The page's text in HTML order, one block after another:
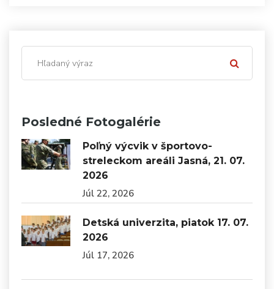
Posledné Fotogalérie
Poľný výcvik v športovo-
streleckom areáli Jasná, 21. 07.
2026
Júl 22, 2026
Detská univerzita, piatok 17. 07.
2026
Júl 17, 2026